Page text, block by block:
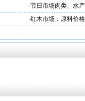
·节日市场肉类、水
·红木市场：原料价